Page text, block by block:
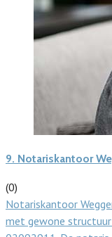
9. Notariskantoor
(0)
Notariskantoor
met gewone structuur